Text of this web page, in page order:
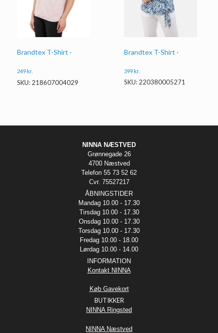
Brandtex T-Shirt ·
249kr.
SKU: 218607004029
Brandtex T-Shirt ·
399kr.
SKU: 220380005271
NINNA NÆSTVED
Grønnegade 26
4700 Næstved
Telefon 55 73 52 62
Cvr. 75527217
ÅBNINGSTIDER
Mandag 10.00 - 17.30
Tirsdag 10.00 - 17.30
Onsdag 10.00 - 17.30
Torsdag 10.00 - 17.30
Fredag 10.00 - 18.00
Lørdag 10.00 - 14.00
INFORMATION
Kontakt NINNA
Køb Gavekort
BUTIKKER
NINNA Ringsted
NINNA Næstved